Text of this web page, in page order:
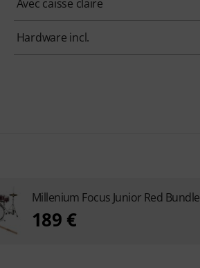
Avec caisse claire
Hardware incl.
Millenium Focus Junior Red Bundle
189 €